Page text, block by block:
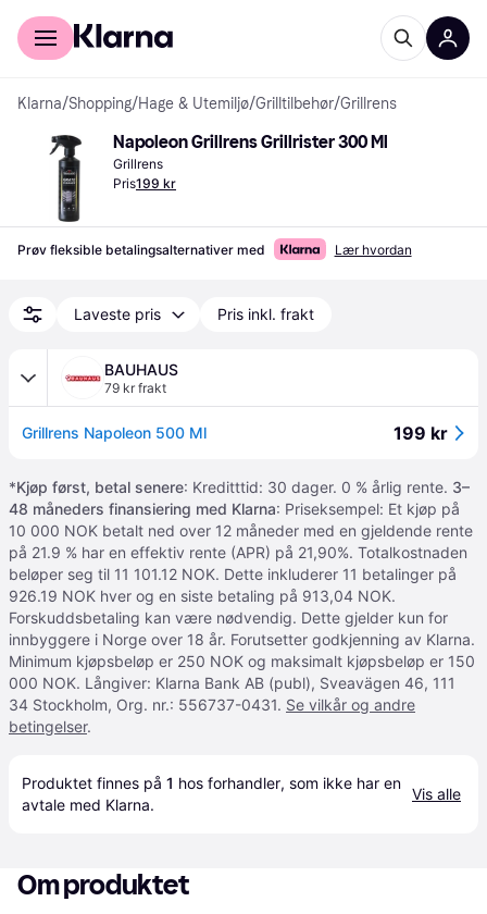
For kunder
Klarna/Shopping/Hage & Utemiljø/Grilltilbehør/Grillrens
Napoleon Grillrens Grillrister 300 Ml
Grillrens
Pris199 kr
Prøv fleksible betalingsalternativer med Lær hvordan
Laveste pris Pris inkl. frakt
BAUHAUS
79 kr frakt
Grillrens Napoleon 500 Ml 199 kr
*Kjøp først, betal senere: Kreditttid: 30 dager. 0 % årlig rente. 3–
48 måneders finansiering med Klarna: Priseksempel: Et kjøp på
10 000 NOK betalt ned over 12 måneder med en gjeldende rente
på 21.9 % har en effektiv rente (APR) på 21,90%. Totalkostnaden
beløper seg til 11 101.12 NOK. Dette inkluderer 11 betalinger på
926.19 NOK hver og en siste betaling på 913,04 NOK.
Forskuddsbetaling kan være nødvendig. Dette gjelder kun for
innbyggere i Norge over 18 år. Forutsetter godkjenning av Klarna.
Minimum kjøpsbeløp er 250 NOK og maksimalt kjøpsbeløp er 150
000 NOK. Långiver: Klarna Bank AB (publ), Sveavägen 46, 111
34 Stockholm, Org. nr.: 556737-0431. Se vilkår og andre
betingelser.
Produktet finnes på 1 hos forhandler, som ikke har en
avtale med Klarna.
Vis alle
Om produktet